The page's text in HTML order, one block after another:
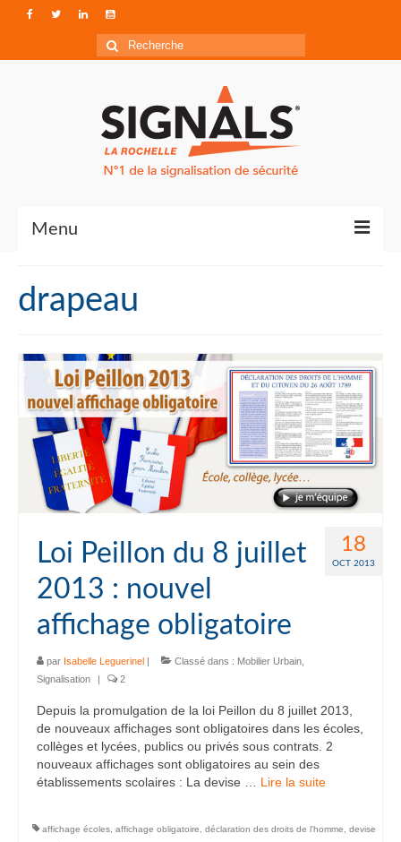
Rechercher
:
Menu
Qui sommes-nous ?
Accéder à Signals
drapeau
18
OCT 2013
Loi Peillon du 8 juillet
2013 : nouvel
affichage obligatoire
par Isabelle Leguerinel | Classé dans : Mobilier Urbain
Signalisation
| 2
Depuis la promulgation de la loi Peillon du 8 juillet 2013,
de nouveaux affichages sont obligatoires dans les écoles,
collèges et lycées, publics ou privés sous contrats. 2
nouveaux affichages sont obligatoires au sein des
établissements scolaires : La devise … Lire la suite­­
affichage écoles affichage obligatoire déclaration des droits de l'homme
devise